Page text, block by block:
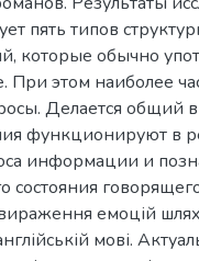
пять типов
которые обычно
этом наиболее
Делается общий
функционируют в
информации и
состояния
вираження емоцій
мові.